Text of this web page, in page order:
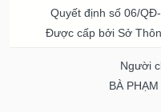
Quyết định số 06/
Được cấp bởi Sở
Người
BÀ